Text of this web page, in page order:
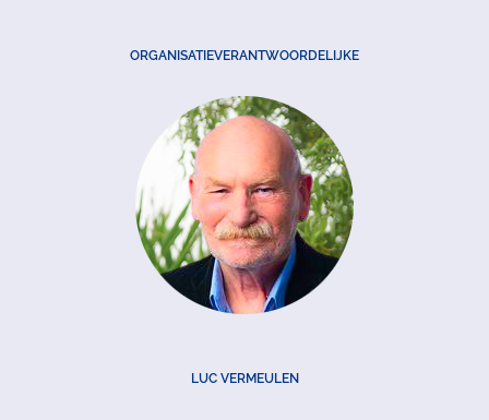
ORGANISATIEVERANTWOORDELIJKE
LUC VERMEULEN